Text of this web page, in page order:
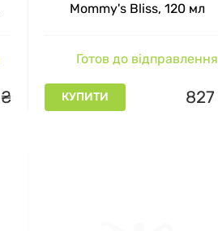
₴
Mommy's Bliss, 120 мл
Готов до відправлення
КУПИТИ 827